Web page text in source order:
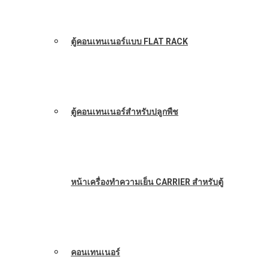
ตู้คอนเทนเนอร์แบบ FLAT RACK
ตู้คอนเทนเนอร์สำหรับปลูกพืช
หน้าเครื่องทำความเย็น CARRIER สำหรับตู้
คอนเทนเนอร์